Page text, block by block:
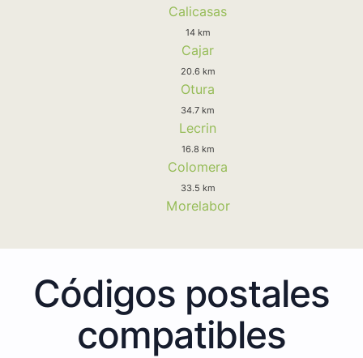
Calicasas
14 km
Cajar
20.6 km
Otura
34.7 km
Lecrin
16.8 km
Colomera
33.5 km
Morelabor
Códigos postales
compatibles